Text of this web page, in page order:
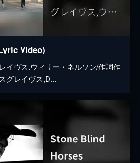
Video)
イヴス,ウィリー・ネルソン/作詞作
グレイヴス,D...